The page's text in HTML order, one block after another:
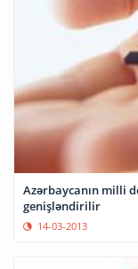
Azərbaycanın milli
genişləndirilir
14-03-2013